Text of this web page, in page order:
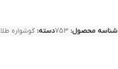
شناسه محصول: 753دسته: گوشواره طلا